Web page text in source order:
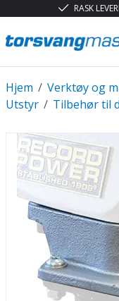
RASK
/
Hjem Verktøy og
/
Utstyr Tilbehør til